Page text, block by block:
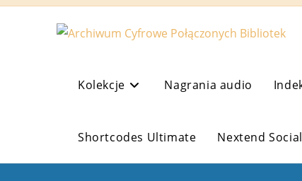
Koniec
Kolekcje Nagrania audio
Shortcodes Ultimate Nextend